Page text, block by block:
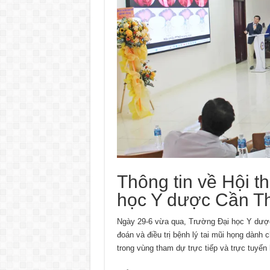
Thông tin về Hội
học Y dược Cần
Ngày 29-6 vừa qua, Trường Đại học Y
đoán và điều trị bệnh lý tai mũi họng dành
trong vùng tham dự trực tiếp và trực tuyến